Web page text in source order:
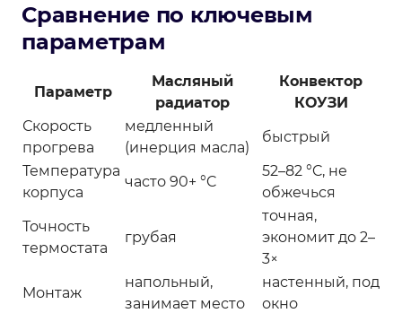
Сравнение по ключевым
параметрам
Параметр
Масляный
радиатор
Конвектор
КОУЗИ
Скорость
прогрева
медленный
(инерция масла)
быстрый
Температура
корпуса
часто 90+ °C
52–82 °C, не
обжечься
Точность
термостата
грубая
точная,
экономит до 2–
3×
Монтаж
напольный,
занимает место
настенный, под
окно